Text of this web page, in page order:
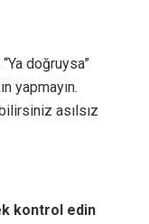
doğruysa”
yapmayın.
asılsız
kontrol edin